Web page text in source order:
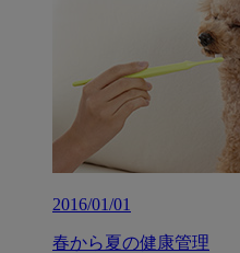
2016/01/01
春から夏の健康管理